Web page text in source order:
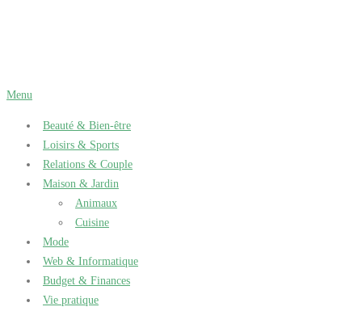
Menu
Beauté & Bien-être
Loisirs & Sports
Relations & Couple
Maison & Jardin
Animaux
Cuisine
Mode
Web & Informatique
Budget & Finances
Vie pratique